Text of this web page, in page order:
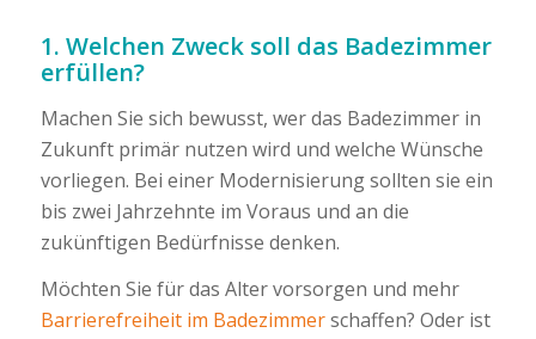
1. Welchen Zweck soll das Badezimmer
erfüllen?
Machen Sie sich bewusst, wer das Badezimmer in
Zukunft primär nutzen wird und welche Wünsche
vorliegen. Bei einer Modernisierung sollten sie ein
bis zwei Jahrzehnte im Voraus und an die
zukünftigen Bedürfnisse denken.
Möchten Sie für das Alter vorsorgen und mehr
Barrierefreiheit im Badezimmerschaffen? Oder ist